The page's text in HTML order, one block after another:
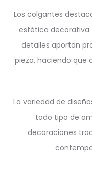
Los colgantes
estética
detalles aportan
pieza, haciendo que
La variedad de
todo tipo de
decoraciones